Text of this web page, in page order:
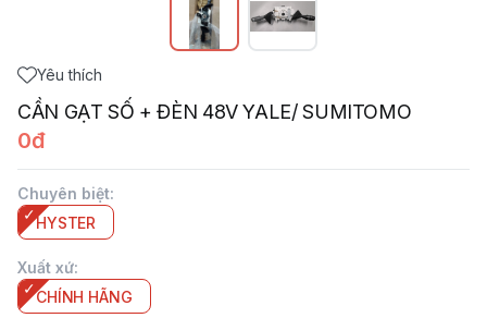
Yêu thích
CẦN GẠT SỐ + ĐÈN 48V YALE/ SUMITOMO
0đ
Chuyên biệt:
HYSTER
Xuất xứ:
CHÍNH HÃNG